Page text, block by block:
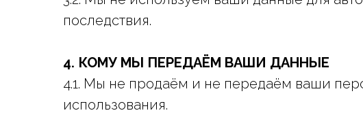
последствия.
4. КОМУ МЫ ПЕРЕДАЁМ ВАШИ ДАННЫЕ
4.1. Мы не продаём и не передаём ваши
использования.